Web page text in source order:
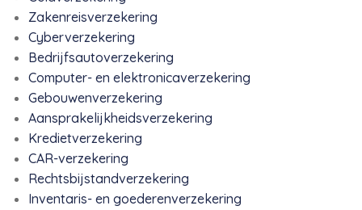
Zakenreisverzekering
Cyberverzekering
Bedrijfsautoverzekering
Computer- en elektronicaverzekering
Gebouwenverzekering
Aansprakelijkheidsverzekering
Kredietverzekering
CAR-verzekering
Rechtsbijstandverzekering
Inventaris- en goederenverzekering